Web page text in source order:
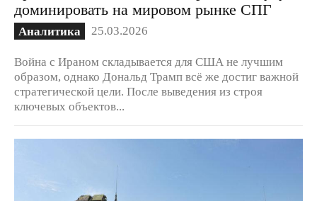
доминировать на мировом рынке СПГ
Аналитика 25.03.2026
Война с Ираном складывается для США не лучшим
образом, однако Дональд Трамп всё же достиг важной
стратегической цели. После выведения из строя
ключевых объектов...